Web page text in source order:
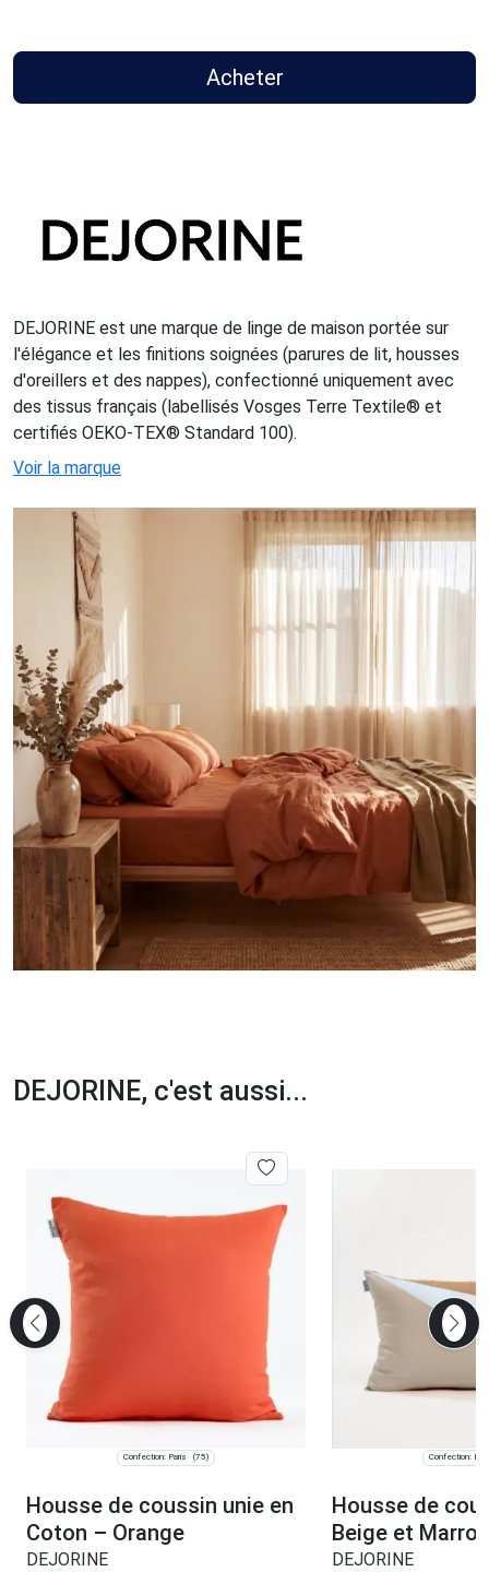
Acheter
DEJORINE est une marque de linge de maison portée sur
l'élégance et les finitions soignées (parures de lit, housses
d'oreillers et des nappes), confectionné uniquement avec
des tissus français (labellisés Vosges Terre Textile® et
certifiés OEKO-TEX® Standard 100).
Voir la marque
DEJORINE, c'est aussi...
Confection: Paris (75)
Housse de coussin unie en
Coton – Orange
DEJORINE
Confection:
Housse de
Beige et Marron
DEJORINE